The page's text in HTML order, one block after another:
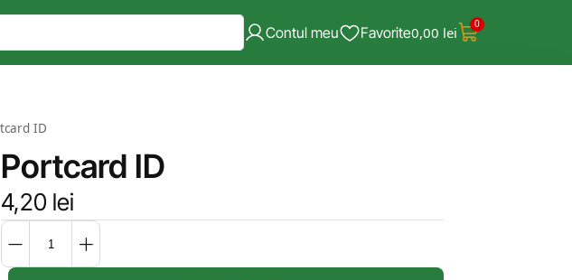
Contul meu Favorite0,00 lei 0
ID
Portcard ID
4,20 lei